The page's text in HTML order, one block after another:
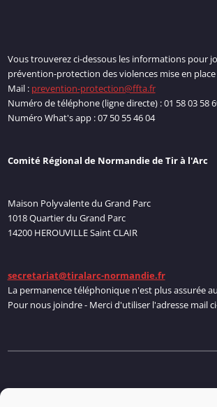
Vous trouverez ci-dessous les informations pour
prévention-protection des violences mise en place
Mail : prevention-protection@ffta.fr
Numéro de téléphone (ligne directe) : 01 58 03 58
Numéro What's app : 07 50 55 46 04
Comité Régional de Normandie de Tir à l'Arc
Maison Polyvalente du Grand Parc
1018 Quartier du Grand Parc
14200 HEROUVILLE Saint CLAIR
secretariat@tiralarc-normandie.fr
La permanence téléphonique n'est plus assurée
Pour nous joindre - Merci d'utiliser l'adresse mail